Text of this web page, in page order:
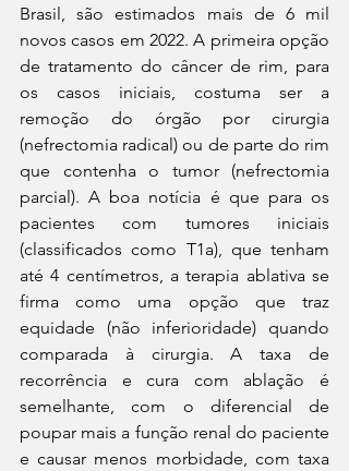
Brasil, são estimados mais de 6 mil
novos casos em 2022. A primeira opção
de tratamento do câncer de rim, para
os casos iniciais, costuma ser a
remoção do órgão por cirurgia
(nefrectomia radical) ou de parte do rim
que contenha o tumor (nefrectomia
parcial). A boa notícia é que para os
pacientes com tumores iniciais
(classificados como T1a), que tenham
até 4 centímetros, a terapia ablativa se
firma como uma opção que traz
equidade (não inferioridade) quando
comparada à cirurgia. A taxa de
recorrência e cura com ablação é
semelhante, com o diferencial de
poupar mais a função renal do paciente
e causar menos morbidade, com taxa